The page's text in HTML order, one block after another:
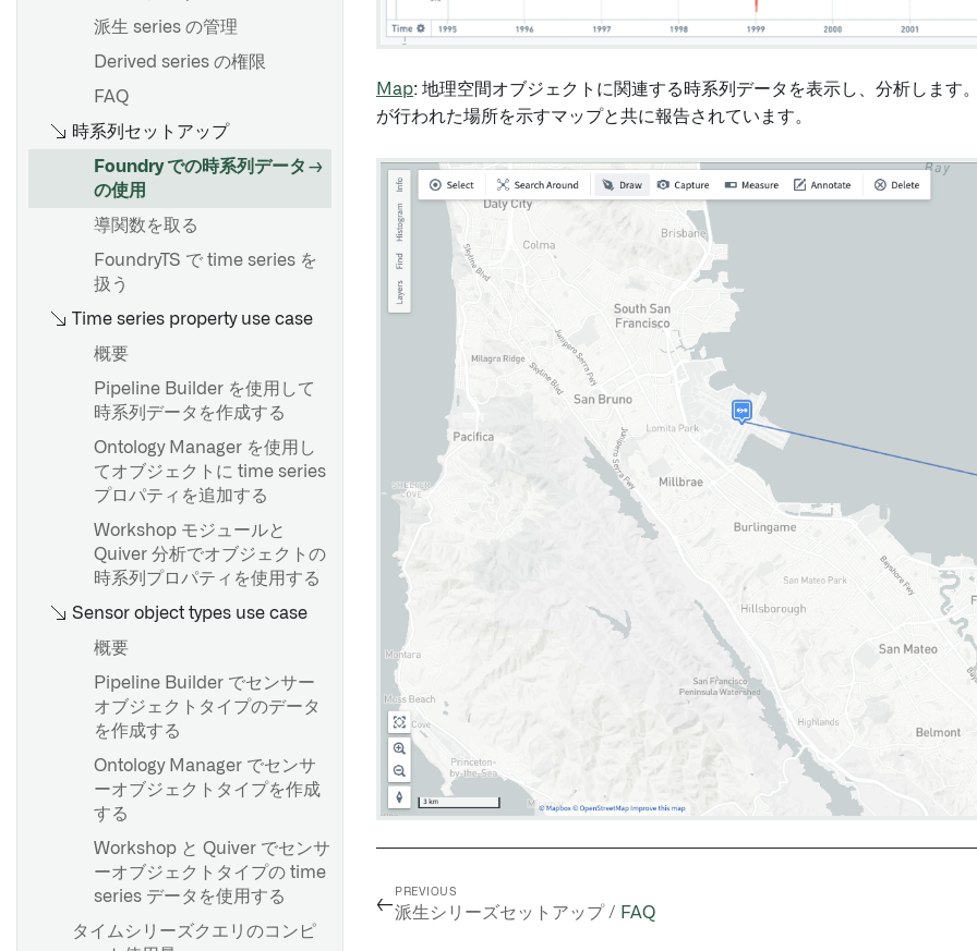
Logic Flows
接続フローの作成
Compassファイルリスター
推奨されるプロジェクトとチ
ームの構造
開発のベストプラクティス
ブランチングとリリースプロ
セス
スケジューリングのベストプ
の構築
概要
CSVまたはJSONファイルのス
キーマを推定する
概要
マーキングの削除に関するガ
イダンス
継承されたマーキングと組織
の削除
パラメーター
ビルド設定
カスタム関数の作成
ノードの表示と非表示
Pipeline Builder におけるフ
ォルダー
カラーグループ
Checkpoints
ポート
ブランチの作成
変更案を提案する
変更を承認する
ブランチ保護
フォールバックブランチ
概要
スケジュールの作成
Scheduler の AIP 機能
データ期待値
データのヘルスチェックを設
定する
Pipeline Builderにおける単体
テスト
リポジトリのアップグレード
Spark profiles
作成物の設定
オントロジーのインポート
高度なリポジトリ設定
使用量
Accelerate Spark with Velox
概要
Polars ストリーミングモード
最新版のUbuntuをベースにす
る
トランスフォーム内でPalantir
提供の言語モデルを使用する
概要
Spark sidecar 変換
はじめに
transformsというライブラリ
からexpectationsをEとしてイ
ンポートします
Transforms Python API
トランスフォームクラス
Foundry コネクタ
pyspark-overview.md
派生 series の管理
Derived series の権限
FAQ
時系列セットアップ
Foundry での時系列データ
の使用
導関数を取る
FoundryTS で time series を
扱う
Time series property use case
概要
Pipeline Builder を使用して
時系列データを作成する
Ontology Manager を使用し
てオブジェクトに time series
プロパティを追加する
Workshop モジュールと
Quiver 分析でオブジェクトの
時系列プロパティを使用する
Sensor object types use case
概要
Pipeline Builder でセンサー
オブジェクトタイプのデータ
を作成する
Ontology Manager でセンサ
ーオブジェクトタイプを作成
する
Workshop と Quiver でセンサ
ーオブジェクトタイプの time
series データを使用する
タイムシリーズクエリのコンピ
Map: 地理空間オブジェクトに関連する時系列データを表示し、分析しま
が行われた場所を示すマップと共に報告されています。
←
PREVIOUS
派生シリーズセットアップ / FAQ